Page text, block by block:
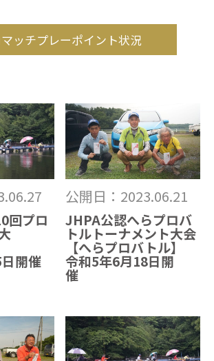
ッチプレーポイント状況
回プロ
開催
公開日：2023.06.21
JHPA公認へらプロバ
トルトーナメント大会
【へらプロバトル】
令和5年6月18日開
催